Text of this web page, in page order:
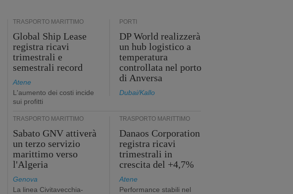
TRASPORTO MARITTIMO
Global Ship Lease
registra ricavi
trimestrali e
semestrali record
Atene
L'aumento dei costi incide
sui profitti
PORTI
DP World realizzerà
un hub logistico a
temperatura
controllata nel porto
di Anversa
Dubai/Kallo
TRASPORTO MARITTIMO
Sabato GNV attiverà
un terzo servizio
marittimo verso
l'Algeria
Genova
La linea Civitavecchia-
TRASPORTO MARITTIMO
Danaos Corporation
registra ricavi
trimestrali in
crescita del +4,7%
Atene
Performance stabili nel